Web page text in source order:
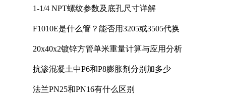
1-1/4 NPT螺纹参数及底孔尺寸详解
F1010E是什么管？能否用3205或3505代换
20x40x2镀锌方管单米重量计算与应用分析
抗渗混凝土中P6和P8膨胀剂分别加多少
法兰PN25和PN16有什么区别